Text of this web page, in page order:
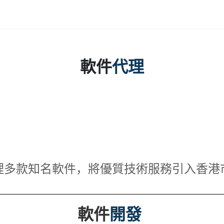
軟件代理
多款知名軟件，將優質技術服務引入香港
軟件開發